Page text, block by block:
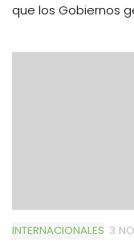
que los Gobiernos
INTERNACIONALES 3